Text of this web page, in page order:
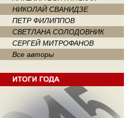
НИКОЛАЙ СВАНИДЗЕ
ПЕТР ФИЛИППОВ
СВЕТЛАНА СОЛОДОВНИК
СЕРГЕЙ МИТРОФАНОВ
Все авторы